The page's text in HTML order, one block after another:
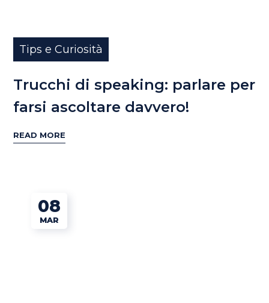
Tips e Curiosità
Trucchi di speaking: parlare per
farsi ascoltare davvero!
READ MORE
08
MAR